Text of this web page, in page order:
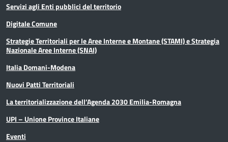
Servizi agli Enti pubblici del territorio
Digitale Comune
Strategie Territoriali per le Aree Interne e Montane (STAMI) e Strategia
Nazionale Aree Interne (SNAI)
Italia Domani-Modena
Nuovi Patti Territoriali
La territorializzazione dell’Agenda 2030 Emilia-Romagna
UPI – Unione Province Italiane
Eventi